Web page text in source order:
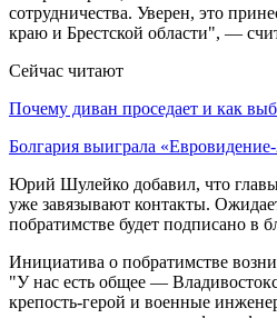
сотрудничества. Уверен, это
краю и Брестской области", —
Сейчас читают
Почему диван проседает и как
Болгария выиграла
Юрий Шулейко добавил, что
уже завязывают контакты.
побратимстве будет подписано в
Инициатива о побратимстве
"У нас есть общее —
крепость-герой и военные